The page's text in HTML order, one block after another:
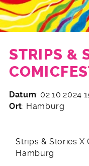
STRIPS &
16.
September
Datum: 02.10.2024
Ort: Hamburg
Strips & Stories X
Hamburg